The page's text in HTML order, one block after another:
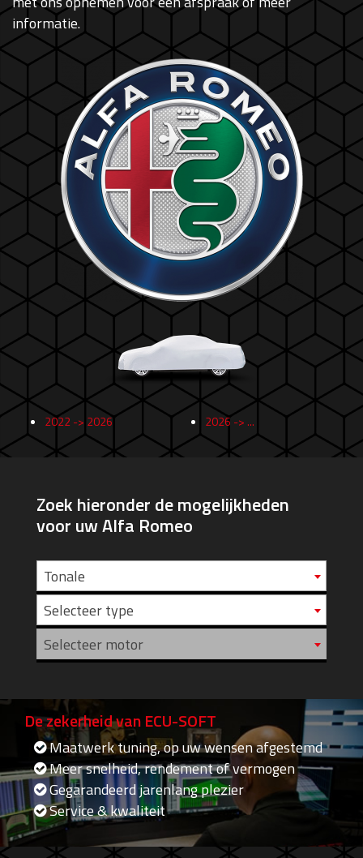
informatie.
2022 -> 2026 2026 -> ...
Zoek hieronder de mogelijkheden
voor uw Alfa Romeo
Tonale
Selecteer type
Selecteer motor
De zekerheid van ECU-SOFT
Maatwerk tuning, op uw wensen afgestemd
Meer snelheid, rendement of vermogen
Gegarandeerd jarenlang plezier
Service & kwaliteit